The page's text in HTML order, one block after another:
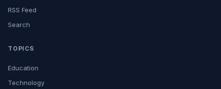
RSS Feed
Search
TOPICS
Education
Technology